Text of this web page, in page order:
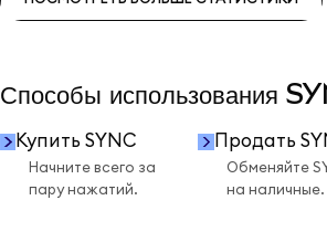
Способы использования
Купить SYNC
Начните всего за
пару нажатий.
Продать
Обменяйте
на наличные.